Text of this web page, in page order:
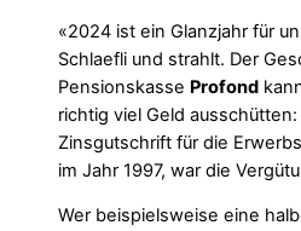
«2024 ist ein Glanzjahr für
Schlaefli und strahlt. Der
Pensionskasse Profond
richtig viel Geld
Zinsgutschrift für die
im Jahr 1997, war die
Wer beispielsweise eine